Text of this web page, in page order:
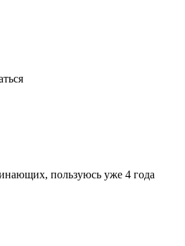
пользуюсь уже 4 года